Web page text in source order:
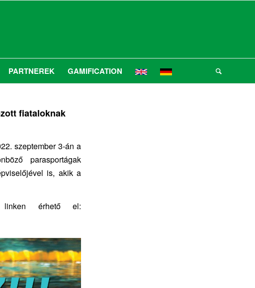
PARTNEREK GAMIFICATION
fiataloknak
szeptember 3-án a
parasportágak
is, akik a
érhető el: